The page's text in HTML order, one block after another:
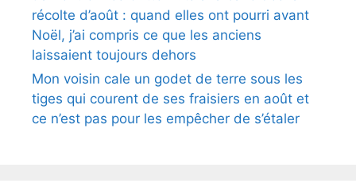
récolte d’août : quand elles ont pourri avant
Noël, j’ai compris ce que les anciens
laissaient toujours dehors
Mon voisin cale un godet de terre sous les
tiges qui courent de ses fraisiers en août et
ce n’est pas pour les empêcher de s’étaler